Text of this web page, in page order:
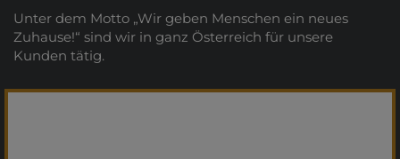
Unter dem Motto „Wir geben Menschen ein neues
Zuhause!“ sind wir in ganz Österreich für unsere
Kunden tätig.